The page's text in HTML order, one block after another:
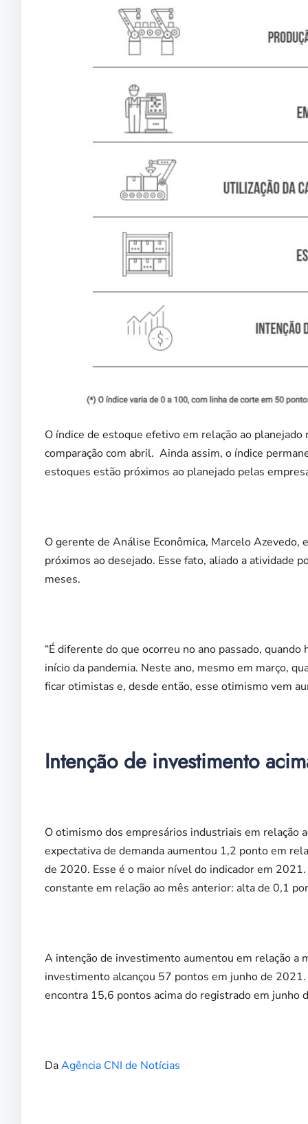
O índice de estoque efetivo em relação ao
comparação com abril. Ainda assim, o índice
estoques estão próximos ao planejado pelas
O gerente de Análise Econômica, Marcelo
próximos ao desejado. Esse fato, aliado a atividade
meses.
“É diferente do que ocorreu no ano passado,
início da pandemia. Neste ano, mesmo em março,
ficar otimistas e, desde então, esse otimismo vem
Intenção de investimento
O otimismo dos empresários industriais em relação
expectativa de demanda aumentou 1,2 ponto em
de 2020. Esse é o maior nível do indicador em
constante em relação ao mês anterior: alta de 0,1
A intenção de investimento aumentou em relação a
investimento alcançou 57 pontos em junho de
encontra 15,6 pontos acima do registrado em junho
DaAgência CNI de Notícias